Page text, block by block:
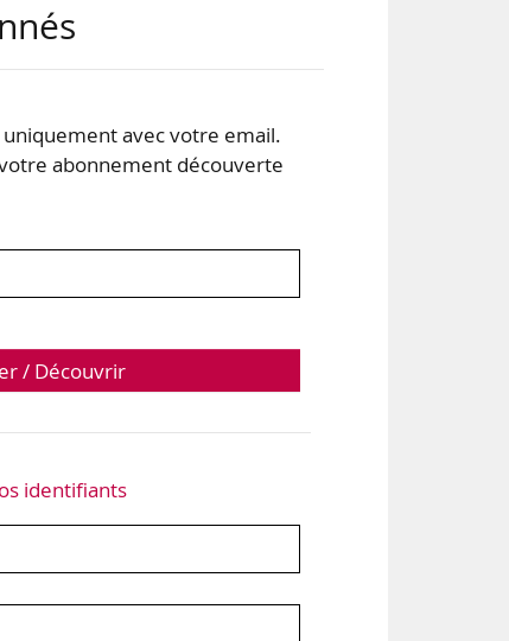
avec votre email.
abonnement découverte
/ Découvrir
identifiants